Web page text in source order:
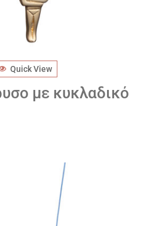
Quick View
με κυκλαδικό